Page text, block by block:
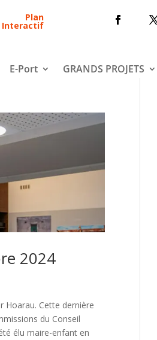
Plan
Interactif
E-Port GRANDS PROJETS
2024
Hoarau. Cette dernière
du Conseil
élu maire-enfant en